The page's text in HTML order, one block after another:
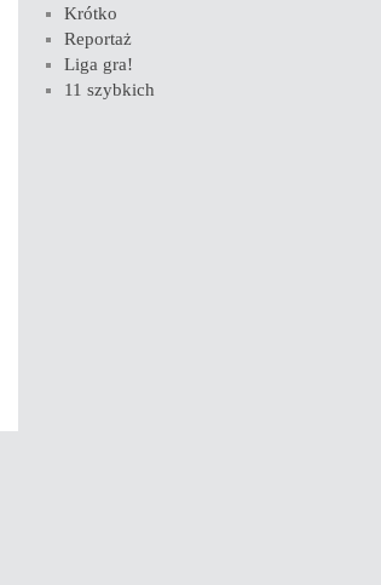
Krótko
Reportaż
Liga gra!
11 szybkich